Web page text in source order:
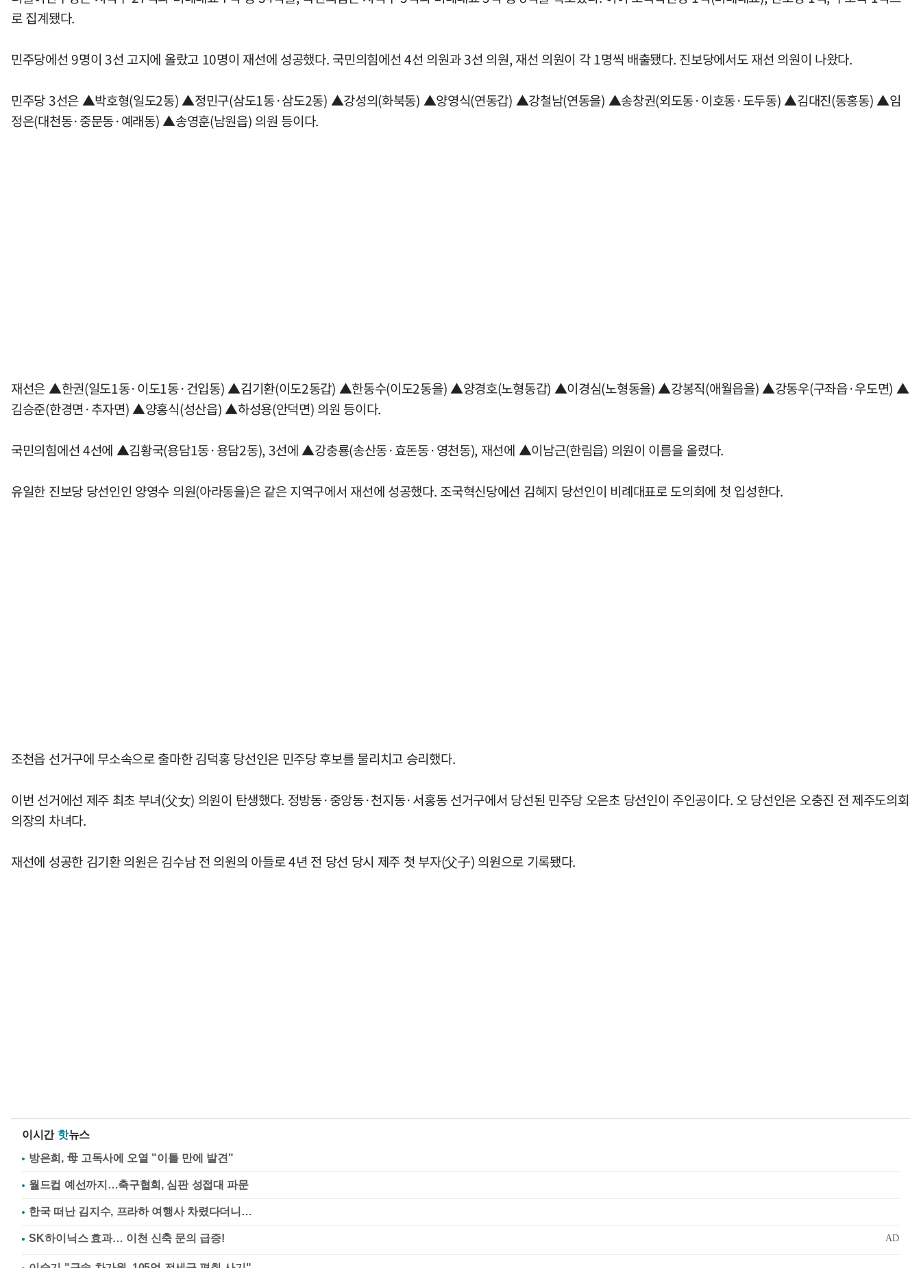
로 집계됐다.
민주당에선 9명이 3선 고지에 올랐고 10명이 재선에 성공했다. 국민의힘에선 4선 의원과 3선 의원, 재선 의원이 각 1명씩 배출됐다. 진보당에서도 재선 의원이 나왔다.
민주당 3선은 ▲박호형(일도2동) ▲정민구(삼도1동·삼도2동) ▲강성의(화북동) ▲양영식(연동갑) ▲강철남(연동을) ▲송창권(외도동·이호동·도두동) ▲김대진(동홍동) ▲임
정은(대천동·중문동·예래동) ▲송영훈(남원읍) 의원 등이다.
재선은 ▲한권(일도1동·이도1동·건입동) ▲김기환(이도2동갑) ▲한동수(이도2동을) ▲양경호(노형동갑) ▲이경심(노형동을) ▲강봉직(애월읍을) ▲강동우(구좌읍·우도면) ▲
김승준(한경면·추자면) ▲양홍식(성산읍) ▲하성용(안덕면) 의원 등이다.
국민의힘에선 4선에 ▲김황국(용담1동·용담2동), 3선에 ▲강충룡(송산동·효돈동·영천동), 재선에 ▲이남근(한림읍) 의원이 이름을 올렸다.
유일한 진보당 당선인인 양영수 의원(아라동을)은 같은 지역구에서 재선에 성공했다. 조국혁신당에선 김혜지 당선인이 비례대표로 도의회에 첫 입성한다.
조천읍 선거구에 무소속으로 출마한 김덕홍 당선인은 민주당 후보를 물리치고 승리했다.
이번 선거에선 제주 최초 부녀(父女) 의원이 탄생했다. 정방동·중앙동·천지동·서홍동 선거구에서 당선된 민주당 오은초 당선인이 주인공이다. 오 당선인은 오충진 전 제주도의회
의장의 차녀다.
재선에 성공한 김기환 의원은 김수남 전 의원의 아들로 4년 전 당선 당시 제주 첫 부자(父子) 의원으로 기록됐다.
이시간 핫뉴스
방은희, 母 고독사에 오열 "이틀 만에 발견"
월드컵 예선까지…축구협회, 심판 성접대 파문
한국 떠난 김지수, 프라하 여행사 차렸다더니…